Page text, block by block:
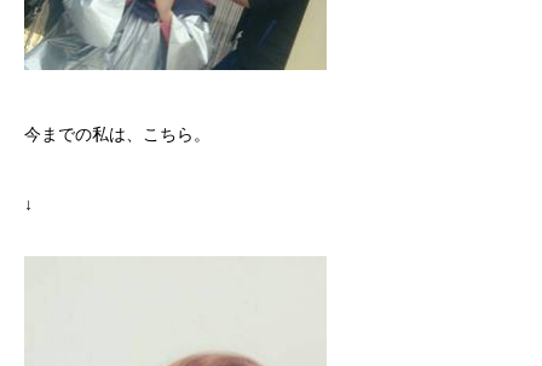
今までの私は、こちら。
↓